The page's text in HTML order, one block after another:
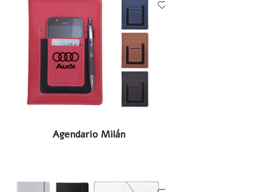
LEER MÁS
Agendario Milán